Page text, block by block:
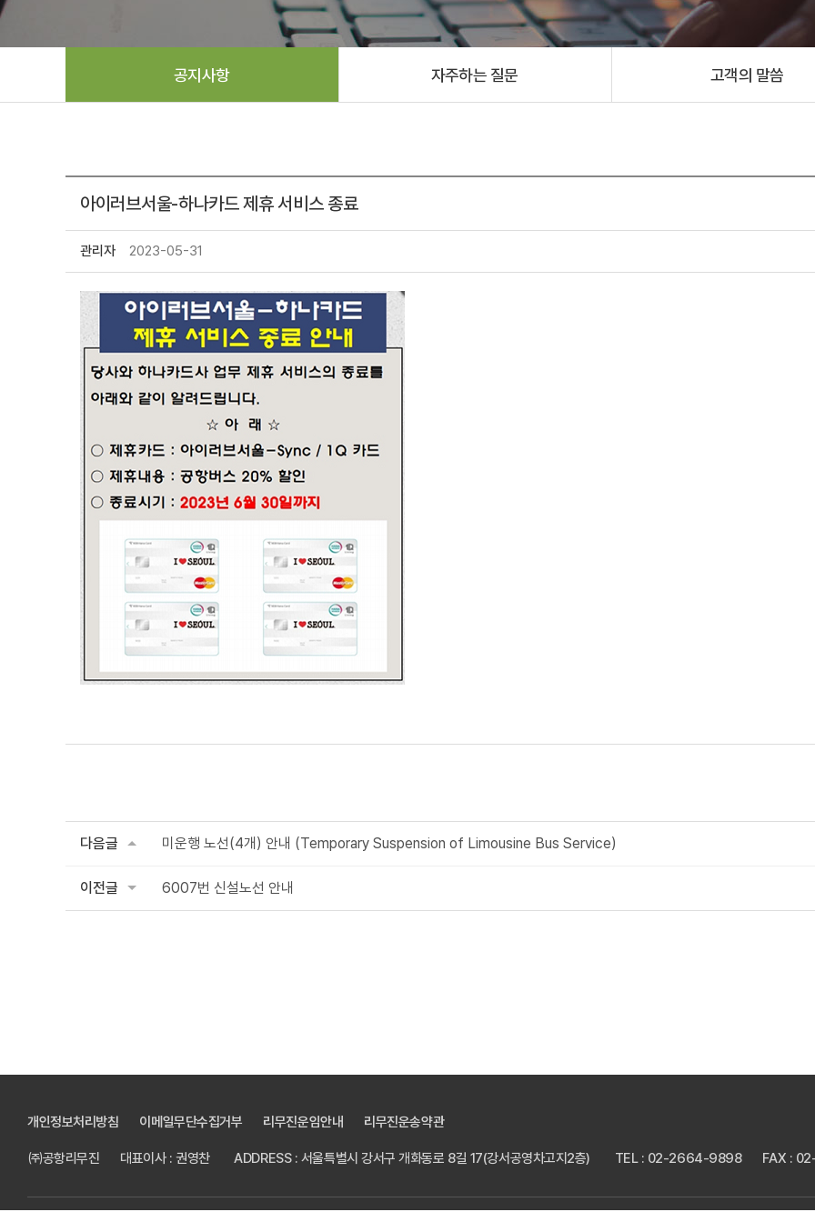
공지사항 자주하는 질문 고객의 말씀
아이러브서울-하나카드 제휴 서비스 종료
관리자 2023-05-31
다음글 미운행 노선(4개) 안내 (Temporary Suspension of Limousine Bus Service)
이전글 6007번 신설노선 안내
개인정보처리방침 이메일무단수집거부 리무진운임안내 리무진운송약관
㈜공항리무진 대표이사 : 권영찬 ADDRESS : 서울특별시 강서구 개화동로 8길 17(강서공영차고지2층) TEL : 02-2664-9898 FAX :